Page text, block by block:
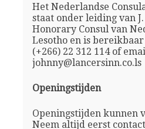
Het Nederlandse
staat onder leiding van
Honorary Consul van
Lesotho en is
(+266) 22 312 114 of
johnny@lancersinn.co.ls
Openingstijden
Openingstijden kunnen
Neem altijd eerst